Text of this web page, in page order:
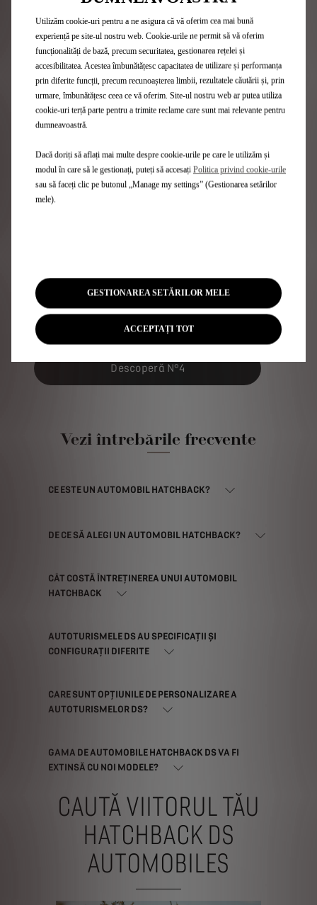
Simbol contemporan
Datorită tehnologiilor sale de ultimă generație,
N°4 oferă o experiență de condus captivantă și
exaltantă.
Echipat standard cu SISTEMUL DS IRIS, N°4 duce
experiența de condus la un nou nivel de
carismatic și silueta dinamică întruchipează Arta
Călătoriei Electrice DS Automobiles, promițând o
experiență de condus excepțională, garantând în
același timp cel mai înalt nivel de confort din
performanțe dinegalabile, fără a face
compromisuri în ceea ce privește designul
îndrăzneț și elegant. La bord, fiecare călătorie
devine o experiență magică.
Descoperă N°4
Vezi întrebările frecvente
CE ESTE UN AUTOMOBIL HATCHBACK?
DE CE SĂ ALEGI UN AUTOMOBIL HATCHBACK?
CÂT COSTĂ ÎNTREȚINEREA UNUI AUTOMOBIL
HATCHBACK
AUTOTURISMELE DS AU SPECIFICAȚII ȘI
CONFIGURAȚII DIFERITE
CARE SUNT OPȚIUNILE DE PERSONALIZARE A
AUTOTURISMELOR DS?
GAMA DE AUTOMOBILE HATCHBACK DS VA FI
EXTINSĂ CU NOI MODELE?
CAUTĂ VIITORUL TĂU
HATCHBACK DS
AUTOMOBILES
Utilizăm cookie-uri pentru a ne asigura că vă oferim cea mai bună
experiență pe site-ul nostru web. Cookie-urile ne permit să vă oferim
funcționalități de bază, precum securitatea, gestionarea rețelei și
accesibilitatea. Acestea îmbunătățesc capacitatea de utilizare și performanța
prin diferite funcții, precum recunoașterea limbii, rezultatele căutării și, prin
urmare, îmbunătățesc ceea ce vă oferim. Site-ul nostru web ar putea utiliza
cookie-uri terță parte pentru a trimite reclame care sunt mai relevante pentru
dumneavoastră.
Dacă doriți să aflați mai multe despre cookie-urile pe care le utilizăm și
modul în care să le gestionați, puteți să accesați Politica privind cookie-urile
sau să faceți clic pe butonul „Manage my settings” (Gestionarea setărilor
mele).
GESTIONAREA SETĂRILOR MELE
ACCEPTAȚI TOT